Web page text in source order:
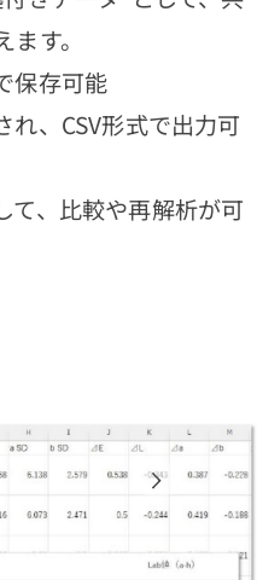
す。
保存可能
、CSV形式で出力可
、比較や再解析が可